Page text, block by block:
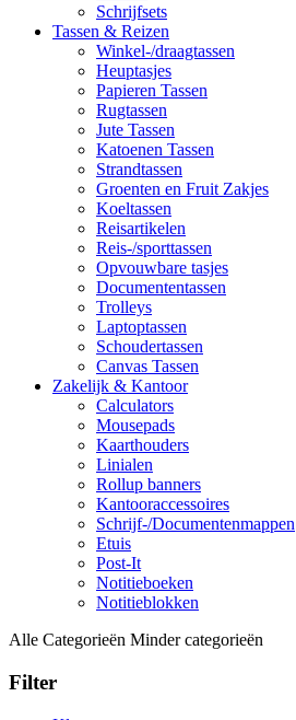
Schrijfsets
Tassen & Reizen
Winkel-/draagtassen
Heuptasjes
Papieren Tassen
Rugtassen
Jute Tassen
Katoenen Tassen
Strandtassen
Groenten en Fruit Zakjes
Koeltassen
Reisartikelen
Reis-/sporttassen
Opvouwbare tasjes
Documententassen
Trolleys
Laptoptassen
Schoudertassen
Canvas Tassen
Zakelijk & Kantoor
Calculators
Mousepads
Kaarthouders
Linialen
Rollup banners
Kantooraccessoires
Schrijf-/Documentenmappen
Etuis
Post-It
Notitieboeken
Notitieblokken
Alle Categorieën Minder categorieën
Filter